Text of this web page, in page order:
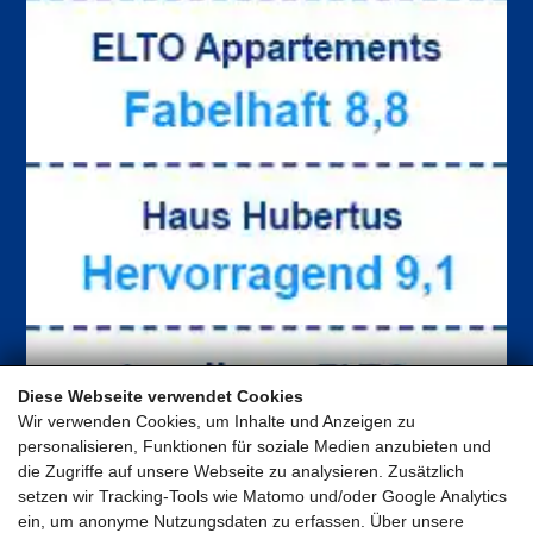
Diese Webseite verwendet Cookies
Wir verwenden Cookies, um Inhalte und Anzeigen zu
personalisieren, Funktionen für soziale Medien anzubieten und
die Zugriffe auf unsere Webseite zu analysieren. Zusätzlich
setzen wir Tracking-Tools wie Matomo und/oder Google Analytics
ein, um anonyme Nutzungsdaten zu erfassen. Über unsere